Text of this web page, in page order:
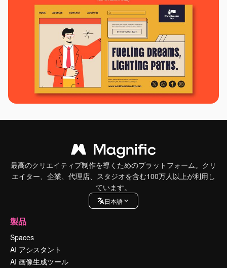
最高のクリエイティブ制作を導くためのプラットフォーム。クリ
エイター、企業、代理店、スタジオを含む100万人以上が利用し
ています。
日本語
製品
Spaces
AI アシスタント
AI 画像生成ツール